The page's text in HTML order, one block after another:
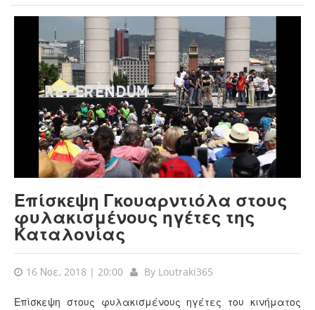
Επίσκεψη Γκουαρντιόλα στους
φυλακισμένους ηγέτες της
Καταλονίας
16 Νοε, 2018 | 20:00 By Loutraki365
Επίσκεψη στους φυλακισμένους ηγέτες του κινήματος